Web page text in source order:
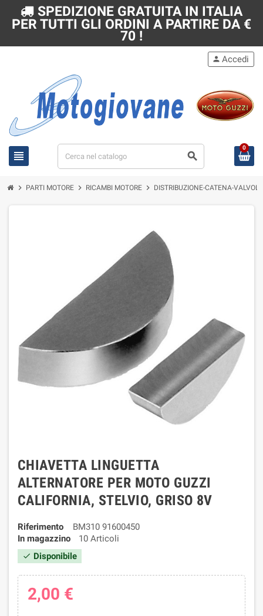
SPEDIZIONE GRATUITA IN ITALIA
PER TUTTI GLI ORDINI A PARTIRE DA €
70 !
view_headline search
person Accedi
0
chevron_right PARTI MOTORE chevron_right RICAMBI MOTORE chevron_right DISTRIBUZIONE-CATENA-
CHIAVETTA LINGUETTA
ALTERNATORE PER MOTO GUZZI
CALIFORNIA, STELVIO, GRISO 8V
Riferimento
BM310 91600450
In magazzino
10 Articoli
check Disponibile
2,00 €